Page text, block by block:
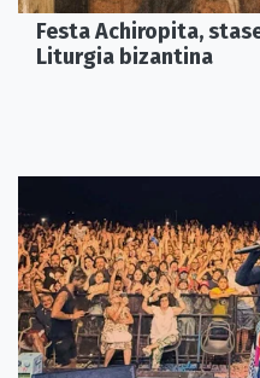
Festa Achiropita,
Liturgia bizantina